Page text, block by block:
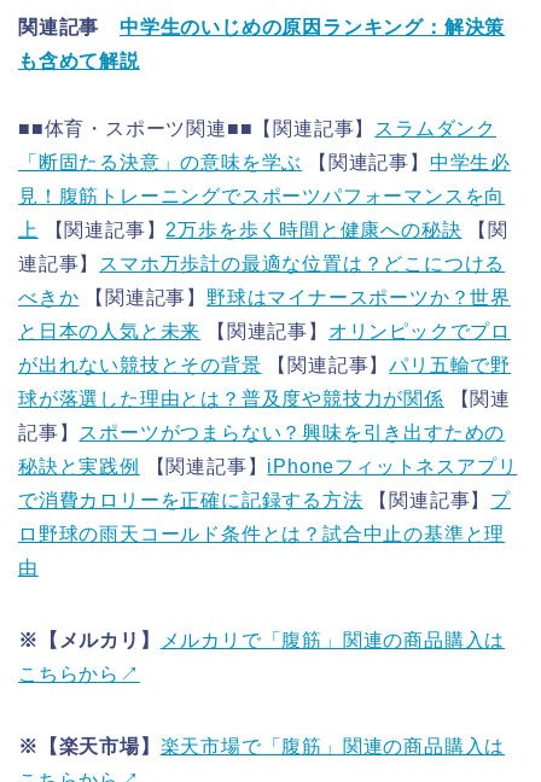
関連記事 中学生のいじめの原因ランキング：解決策
も含めて解説
■■体育・スポーツ関連■■【関連記事】
スラムダンク
「断固たる決意」の意味を学ぶ
【関連記事】 中学生必
見！腹筋トレーニングでスポーツパフォーマンスを向
上
【関連記事】 2万歩を歩く時間と健康への秘訣 【関
連記事】
スマホ万歩計の最適な位置は？どこにつける
べきか 【関連記事】 野球はマイナースポーツか？世界
と日本の人気と未来 【関連記事】 オリンピックでプロ
が出れない競技とその背景 【関連記事】パリ五輪で野
球が落選した理由とは？普及度や競技力が関係 【関連
記事】 スポーツがつまらない？興味を引き出すための
秘訣と実践例
【関連記事】 iPhoneフィットネスアプリ
で消費カロリーを正確に記録する方法 【関連記事】 プ
ロ野球の雨天コールド条件とは？試合中止の基準と理
由
※【メルカリ】
メルカリで「腹筋」関連の商品購入は
こちらから↗
※【楽天市場】 楽天市場で「腹筋」関連の商品購入は